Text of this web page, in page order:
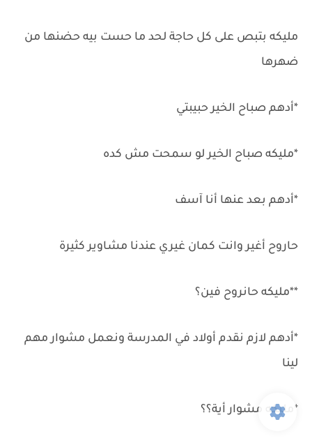
مليكه بتبص على كل حاجة لحد ما حست بيه حضنها من
ضهرها
*أدهم صباح الخير حبيبتي
*مليكه صباح الخير لو سمحت مش كده
*أدهم بعد عنها أنا آسف
حاروح أغير وانت كمان غيري عندنا مشاوير كثيرة
**مليكه حانروح فين؟
*أدهم لازم نقدم أولاد في المدرسة ونعمل مشوار مهم
لينا
*مليكه مشوار أية؟؟